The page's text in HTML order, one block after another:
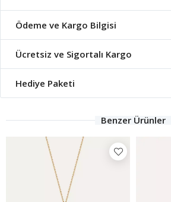
Ödeme ve Kargo Bilgisi
Ücretsiz ve Sigortalı Kargo
Hediye Paketi
Benzer Ürünler